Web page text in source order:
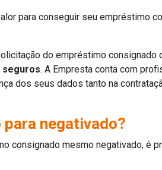
para conseguir seu empréstimo
do empréstimo
seguros. A Empresta conta com
dos seus dados tanto na
negativado?
consignado mesmo negativado, é